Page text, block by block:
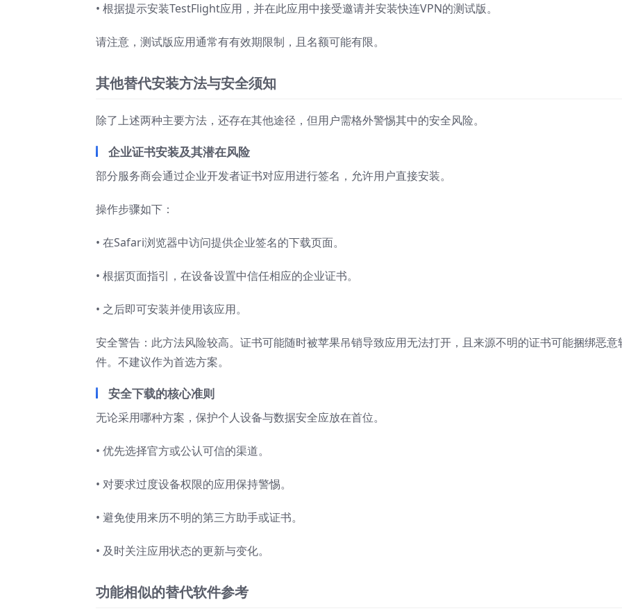
• 根据提示安装TestFlight应用，并在此应用中接受邀请并安装快连VPN的测试版。
请注意，测试版应用通常有有效期限制，且名额可能有限。
其他替代安装方法与安全须知
除了上述两种主要方法，还存在其他途径，但用户需格外警惕其中的安全风险。
企业证书安装及其潜在风险
部分服务商会通过企业开发者证书对应用进行签名，允许用户直接安装。
操作步骤如下：
• 在Safari浏览器中访问提供企业签名的下载页面。
• 根据页面指引，在设备设置中信任相应的企业证书。
• 之后即可安装并使用该应用。
安全警告：此方法风险较高。证书可能随时被苹果吊销导致应用无法打开，且来源不明的证书可能捆绑恶意
件。不建议作为首选方案。
安全下载的核心准则
无论采用哪种方案，保护个人设备与数据安全应放在首位。
• 优先选择官方或公认可信的渠道。
• 对要求过度设备权限的应用保持警惕。
• 避免使用来历不明的第三方助手或证书。
• 及时关注应用状态的更新与变化。
功能相似的替代软件参考